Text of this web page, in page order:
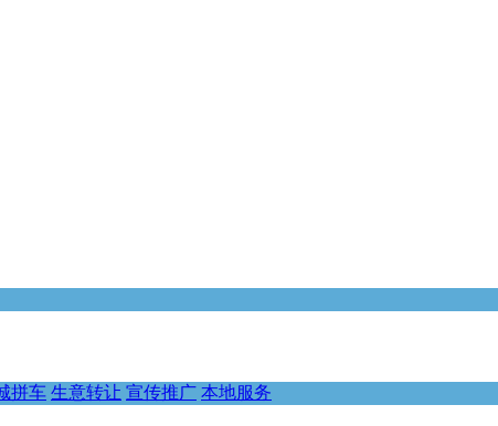
拼车 生意转让 宣传推广 本地服务